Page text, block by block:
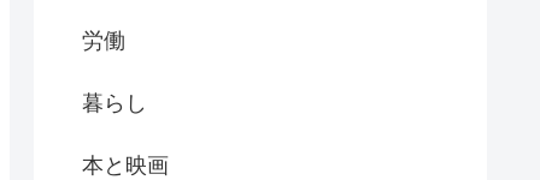
労働
暮らし
本と映画